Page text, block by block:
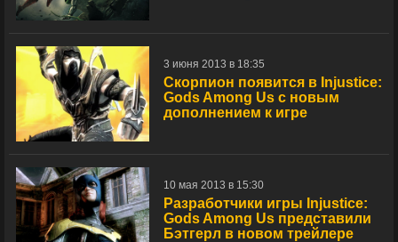
3 июня 2013 в 18:35
Скорпион появится в Injustice:
Gods Among Us с новым
дополнением к игре
10 мая 2013 в 15:30
Разработчики игры Injustice:
Gods Among Us представили
Бэтгерл в новом трейлере